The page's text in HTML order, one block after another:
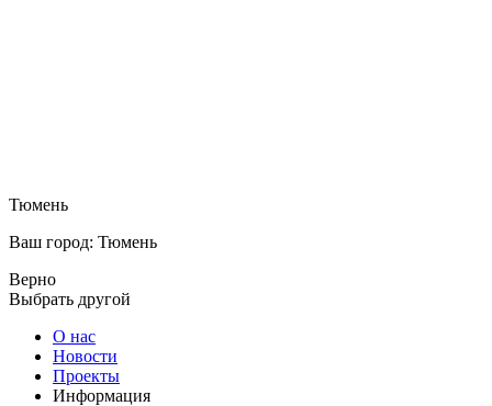
Тюмень
Ваш город: Тюмень
Верно
Выбрать другой
О нас
Новости
Проекты
Информация